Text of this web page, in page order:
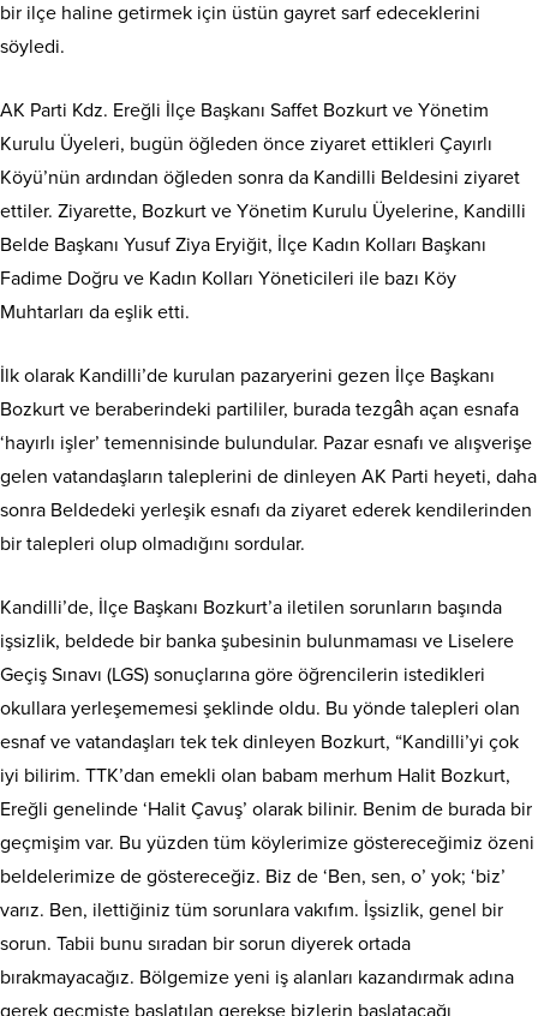
bir ilçe haline getirmek için üstün gayret sarf edeceklerini
söyledi.
AK Parti Kdz. Ereğli İlçe Başkanı Saffet Bozkurt ve Yönetim
Kurulu Üyeleri, bugün öğleden önce ziyaret ettikleri Çayırlı
Köyü’nün ardından öğleden sonra da Kandilli Beldesini ziyaret
ettiler. Ziyarette, Bozkurt ve Yönetim Kurulu Üyelerine, Kandilli
Belde Başkanı Yusuf Ziya Eryiğit, İlçe Kadın Kolları Başkanı
Fadime Doğru ve Kadın Kolları Yöneticileri ile bazı Köy
Muhtarları da eşlik etti.
İlk olarak Kandilli’de kurulan pazaryerini gezen İlçe Başkanı
Bozkurt ve beraberindeki partililer, burada tezgâh açan esnafa
‘hayırlı işler’ temennisinde bulundular. Pazar esnafı ve alışverişe
gelen vatandaşların taleplerini de dinleyen AK Parti heyeti, daha
sonra Beldedeki yerleşik esnafı da ziyaret ederek kendilerinden
bir talepleri olup olmadığını sordular.
Kandilli’de, İlçe Başkanı Bozkurt’a iletilen sorunların başında
işsizlik, beldede bir banka şubesinin bulunmaması ve Liselere
Geçiş Sınavı (LGS) sonuçlarına göre öğrencilerin istedikleri
okullara yerleşememesi şeklinde oldu. Bu yönde talepleri olan
esnaf ve vatandaşları tek tek dinleyen Bozkurt, “Kandilli’yi çok
iyi bilirim. TTK’dan emekli olan babam merhum Halit Bozkurt,
Ereğli genelinde ‘Halit Çavuş’ olarak bilinir. Benim de burada bir
geçmişim var. Bu yüzden tüm köylerimize göstereceğimiz özeni
beldelerimize de göstereceğiz. Biz de ‘Ben, sen, o’ yok; ‘biz’
varız. Ben, ilettiğiniz tüm sorunlara vakıfım. İşsizlik, genel bir
sorun. Tabii bunu sıradan bir sorun diyerek ortada
bırakmayacağız. Bölgemize yeni iş alanları kazandırmak adına